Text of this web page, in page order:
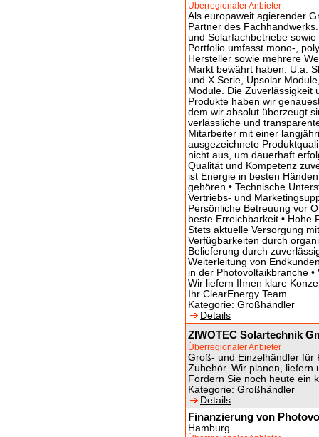
Überregionaler Anbieter
Als europaweit agierender
Partner des
und Solarfachbetriebe
Portfolio umfasst mono-,
Hersteller sowie mehrere
Markt bewährt haben. U.a.
und X Serie, Upsolar
Module. Die Zuverlässigkeit
Produkte haben wir
dem wir absolut überzeugt
verlässliche und
Mitarbeiter mit einer
ausgezeichnete
nicht aus, um dauerhaft
Qualität und Kompetenz
ist Energie in besten
gehören • Technische
Vertriebs- und
Persönliche Betreuung vor
beste Erreichbarkeit • Hohe
Stets aktuelle Versorgung
Verfügbarkeiten durch
Belieferung durch
Weiterleitung von
in der Photovoltaikbranche
Wir liefern Ihnen klare
Ihr ClearEnergy Team
Kategorie: Großhändler
Details
ZIWOTEC Solartechnik
Überregionaler Anbieter
Groß- und Einzelhändler für
Zubehör. Wir planen, liefern
Fordern Sie noch heute ein
Kategorie: Großhändler
Details
Finanzierung von
Hamburg